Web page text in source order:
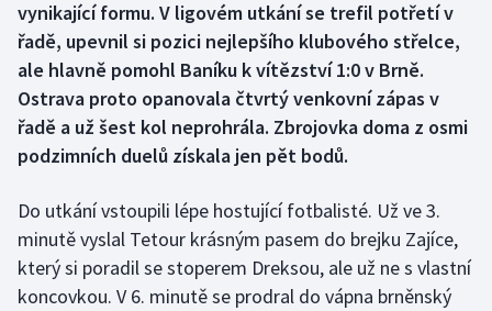
Box
Curling
Dostihy
Futsal
Golf
vynikající formu. V ligovém utkání se trefil potřetí v
řadě, upevnil si pozici nejlepšího klubového střelce,
ale hlavně pomohl Baníku k vítězství 1:0 v Brně.
Ostrava proto opanovala čtvrtý venkovní zápas v
řadě a už šest kol neprohrála. Zbrojovka doma z osmi
podzimních duelů získala jen pět bodů.
Do utkání vstoupili lépe hostující fotbalisté. Už ve 3.
minutě vyslal Tetour krásným pasem do brejku Zajíce,
který si poradil se stoperem Dreksou, ale už ne s vlastní
koncovkou. V 6. minutě se prodral do vápna brněnský